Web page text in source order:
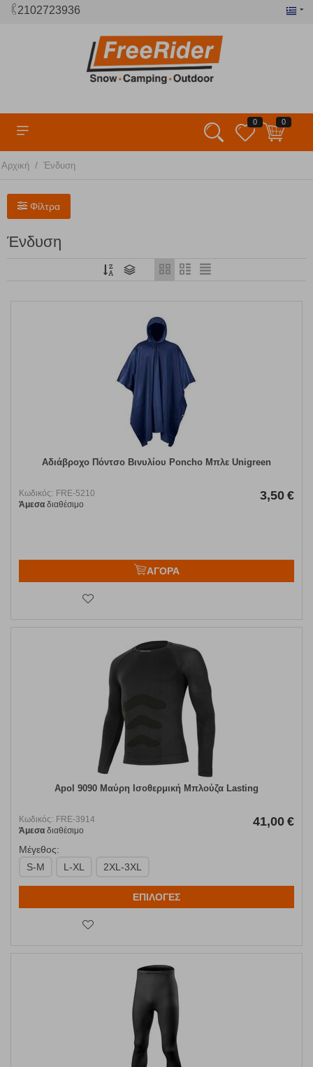
2102723936
0 0
Αρχική / Ένδυση
Φίλτρα
Ένδυση
Αδιάβροχο Πόντσο Βινυλίου Poncho Μπλε Unigreen
Κωδικός: FRE-5210
Άμεσα διαθέσιμο
3,50 €
ΑΓΟΡΑ
Apol 9090 Μαύρη Ισοθερμική Μπλούζα Lasting
Κωδικός: FRE-3914
Άμεσα διαθέσιμο
41,00 €
Μέγεθος:
S-M
L-XL 2XL-3XL
ΕΠΙΛΟΓΕΣ